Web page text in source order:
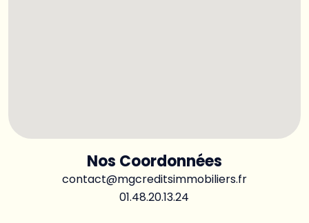
Nos Coordonnées
contact@mgcreditsimmobiliers.fr
01.48.20.13.24